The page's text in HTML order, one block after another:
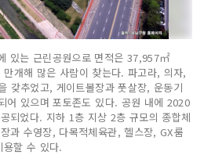
있는 근린공원으로 면적은 37,957㎡
개해 많은 사람이 찾는다. 파고라, 의자,
갖추었고, 게이트볼장과 풋살장, 운동기
어 있으며 포토존도 있다. 공원 내에 2020
되었다. 지하 1층 지상 2층 규모의 종합체
과 수영장, 다목적체육관, 헬스장, GX룸
용할 수 있다.